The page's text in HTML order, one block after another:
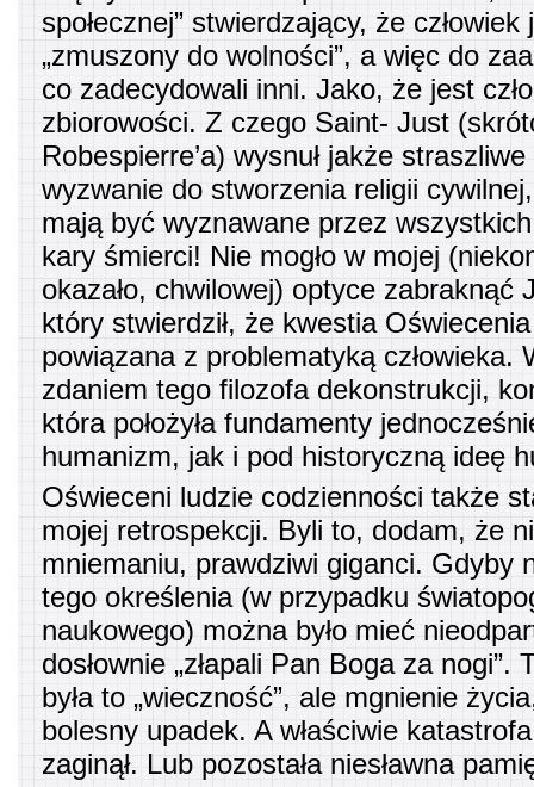
społecznej” stwierdzający, że
„zmuszony do wolności”, a więc do
co zadecydowali inni. Jako, że jest
zbiorowości. Z czego Saint- Just
Robespierre’a) wysnuł jakże
wyzwanie do stworzenia religii
mają być wyznawane przez
kary śmierci! Nie mogło w mojej
okazało, chwilowej) optyce zabraknąć
który stwierdził, że kwestia
powiązana z problematyką człowieka.
zdaniem tego filozofa dekonstrukcji,
która położyła fundamenty
humanizm, jak i pod historyczną ideę
Oświeceni ludzie codzienności także
mojej retrospekcji. Byli to, dodam, że
mniemaniu, prawdziwi giganci. Gdyby
tego określenia (w przypadku
naukowego) można było mieć
dosłownie „złapali Pan Boga za nogi”.
była to „wieczność”, ale mgnienie
bolesny upadek. A właściwie
zaginął. Lub pozostała niesławna